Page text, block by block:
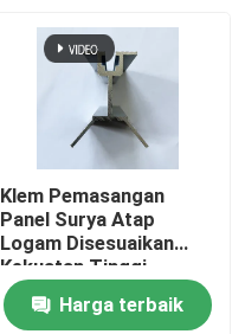
Klem Pemasangan
Panel Surya Atap
Logam Disesuaikan
Kekuatan Tinggi
Harga terbaik